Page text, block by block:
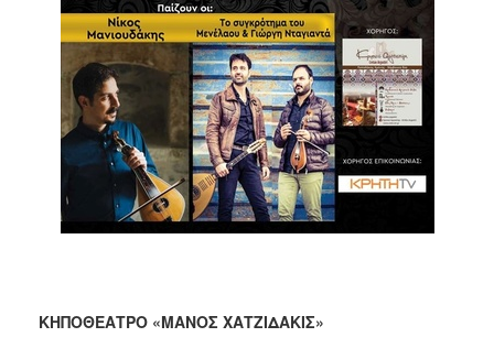
ΚΗΠΟΘΕΑΤΡΟ «ΜΑΝΟΣ ΧΑΤΖΙΔΑΚΙΣ»